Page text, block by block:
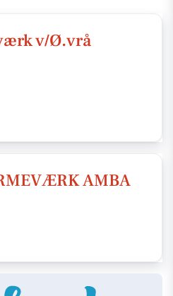
v/Ø.vrå
AMBA